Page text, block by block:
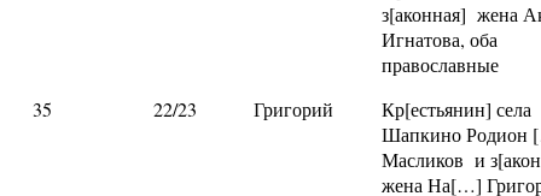
з[аконная] жена
Игнатова, оба
православные
35
22/23 Григорий
Кр[естьянин] села
Шапкино Родион
Масликов и
жена На[…]